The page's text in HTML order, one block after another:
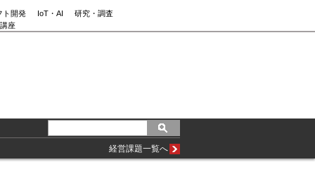
ト開発 IoT・AI
研究・調査
座
経営課題一覧へ